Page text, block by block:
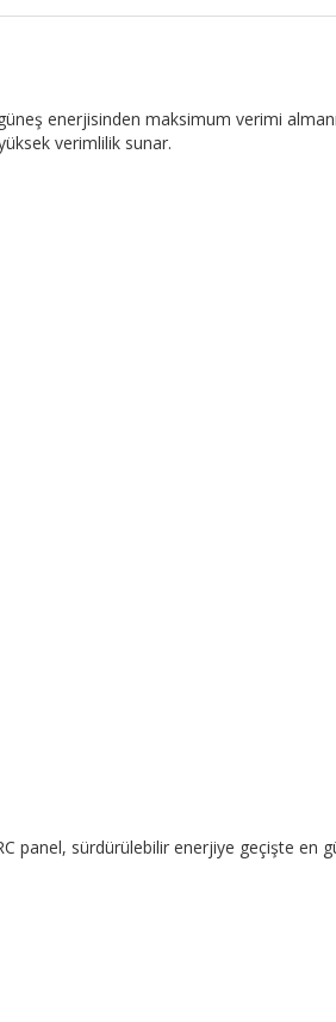
enerjisinden maksimum verimi
verimlilik sunar.
panel, sürdürülebilir enerjiye geçişte en